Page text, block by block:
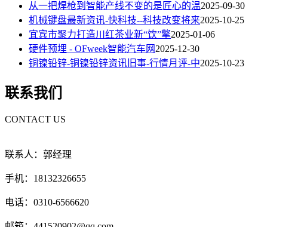
从一把焊枪到智能产线不变的是匠心的温2025-09-30
机械键盘最新资讯-快科技--科技改变将来2025-10-25
宜宾市聚力打造川红茶业新“饮”擎2025-01-06
硬件预埋 - OFweek智能汽车网2025-12-30
铜镍铅锌-铜镍铅锌资讯旧事-行情月评-中2025-10-23
联系我们
CONTACT US
联系人：郭经理
手机：18132326655
电话：0310-6566620